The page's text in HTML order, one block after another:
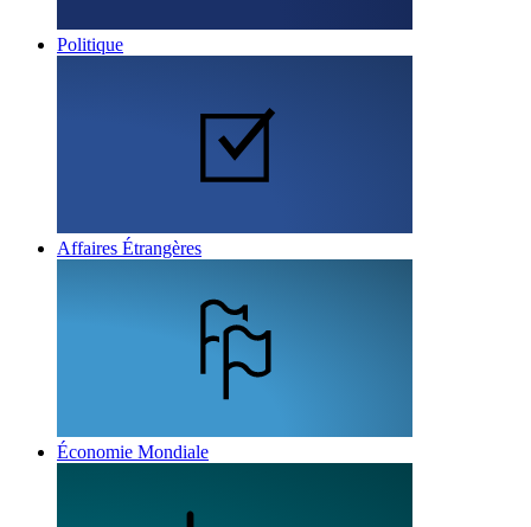
Politique
Affaires Étrangères
Économie Mondiale